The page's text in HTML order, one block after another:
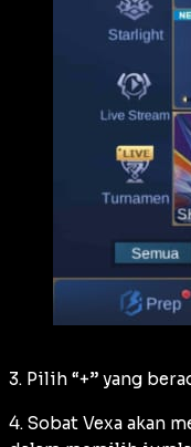
3. Pilih “+” yang
4. Sobat Vexa akan